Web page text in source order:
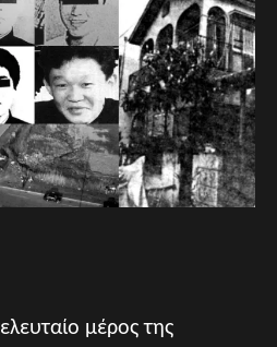
μέρος της